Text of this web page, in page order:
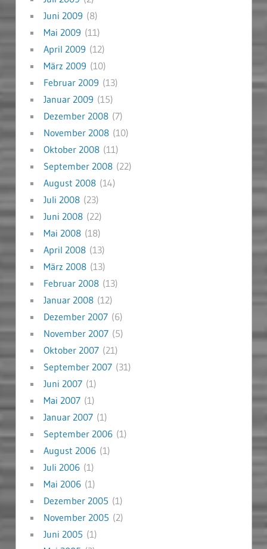
Juni 2009 (8)
Mai 2009 (11)
April 2009 (12)
März 2009 (10)
Februar 2009 (13)
Januar 2009 (15)
Dezember 2008(7)
November 2008(10)
Oktober 2008(11)
September 2008(22)
August 2008(14)
Juli 2008(23)
Juni 2008(22)
Mai 2008(18)
April 2008(13)
März 2008(13)
Februar 2008(13)
Januar 2008(12)
Dezember 2007(6)
November 2007(5)
Oktober 2007(21)
September 2007(31)
Juni 2007(1)
Mai 2007(1)
Januar 2007(1)
September 2006(1)
August 2006(1)
Juli 2006(1)
Mai 2006(1)
Dezember 2005 (1)
November 2005 (2)
Juni 2005 (1)